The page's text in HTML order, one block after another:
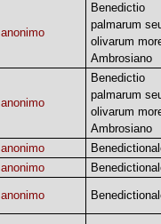
anonimo
Benedictio
palmarum
olivarum
Ambrosiano
anonimo
Benedictio
palmarum
olivarum
Ambrosiano
anonimo
anonimo
anonimo